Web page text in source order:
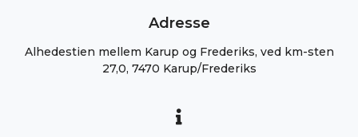
Adresse
Alhedestien mellem Karup og Frederiks, ved km-sten
27,0, 7470 Karup/Frederiks